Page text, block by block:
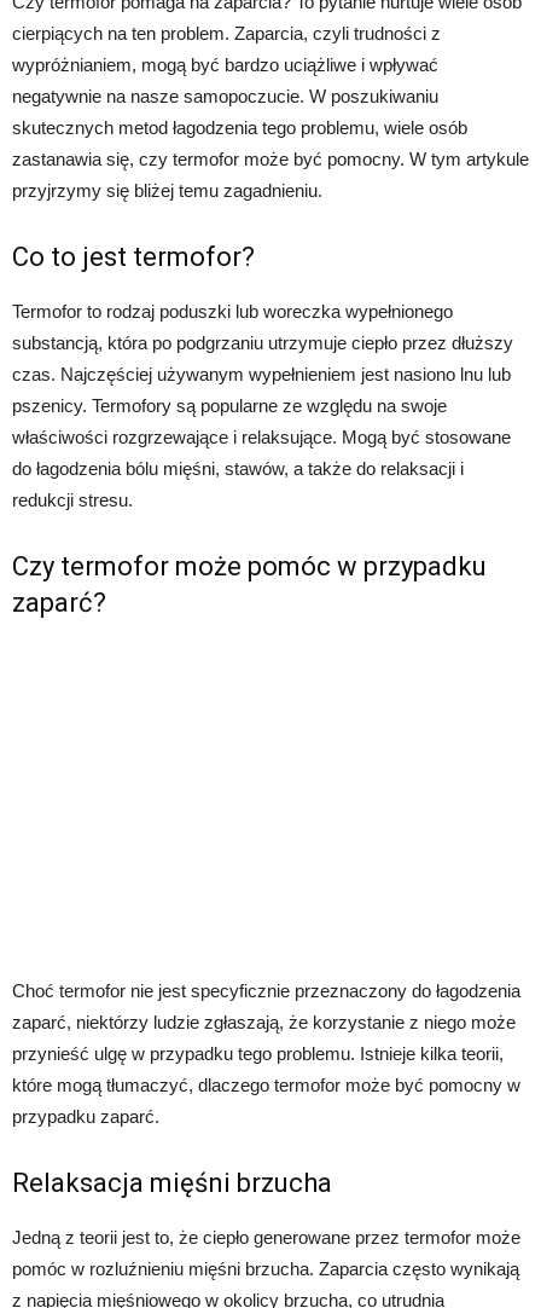
cierpiących na ten problem. Zaparcia, czyli trudności z
wypróżnianiem, mogą być bardzo uciążliwe i wpływać
negatywnie na nasze samopoczucie. W poszukiwaniu
skutecznych metod łagodzenia tego problemu, wiele osób
zastanawia się, czy termofor może być pomocny. W tym artykule
przyjrzymy się bliżej temu zagadnieniu.
Co to jest termofor?
Termofor to rodzaj poduszki lub woreczka wypełnionego
substancją, która po podgrzaniu utrzymuje ciepło przez dłuższy
czas. Najczęściej używanym wypełnieniem jest nasiono lnu lub
pszenicy. Termofory są popularne ze względu na swoje
właściwości rozgrzewające i relaksujące. Mogą być stosowane
do łagodzenia bólu mięśni, stawów, a także do relaksacji i
redukcji stresu.
Czy termofor może pomóc w przypadku
zaparć?
Choć termofor nie jest specyficznie przeznaczony do łagodzenia
zaparć, niektórzy ludzie zgłaszają, że korzystanie z niego może
przynieść ulgę w przypadku tego problemu. Istnieje kilka teorii,
które mogą tłumaczyć, dlaczego termofor może być pomocny w
przypadku zaparć.
Relaksacja mięśni brzucha
Jedną z teorii jest to, że ciepło generowane przez termofor może
pomóc w rozluźnieniu mięśni brzucha. Zaparcia często wynikają
z napięcia mięśniowego w okolicy brzucha, co utrudnia